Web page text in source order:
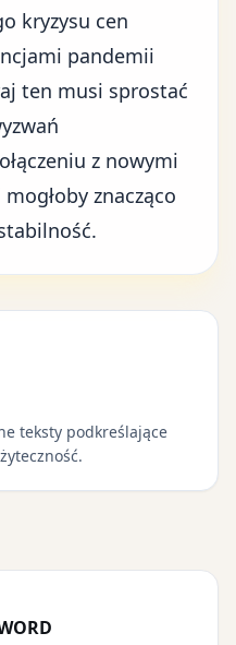
kryzysu cen
pandemii
ten musi sprostać
z nowymi
znacząco
teksty podkreślające